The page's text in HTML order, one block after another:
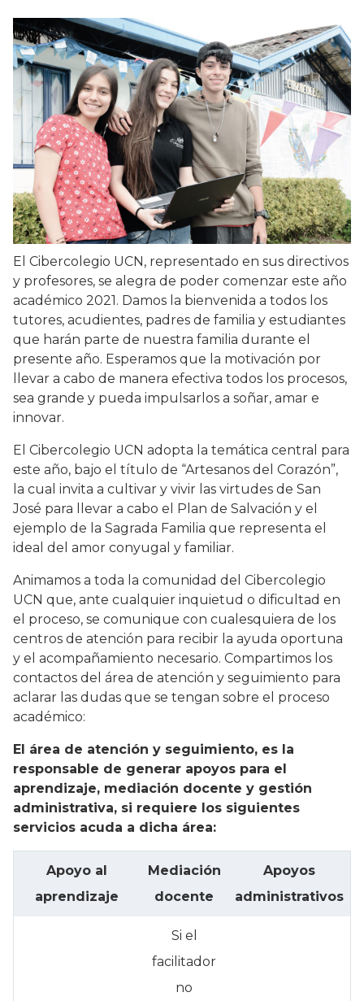
El Cibercolegio UCN, representado en sus directivos
y profesores, se alegra de poder comenzar este año
académico 2021. Damos la bienvenida a todos los
tutores, acudientes, padres de familia y estudiantes
que harán parte de nuestra familia durante el
presente año. Esperamos que la motivación por
llevar a cabo de manera efectiva todos los procesos,
sea grande y pueda impulsarlos a soñar, amar e
innovar.
El Cibercolegio UCN adopta la temática central para
este año, bajo el título de “Artesanos del Corazón”,
la cual invita a cultivar y vivir las virtudes de San
José para llevar a cabo el Plan de Salvación y el
ejemplo de la Sagrada Familia que representa el
ideal del amor conyugal y familiar.
Animamos a toda la comunidad del Cibercolegio
UCN que, ante cualquier inquietud o dificultad en
el proceso, se comunique con cualesquiera de los
centros de atención para recibir la ayuda oportuna
y el acompañamiento necesario. Compartimos los
contactos del área de atención y seguimiento para
aclarar las dudas que se tengan sobre el proceso
académico:
El área de atención y seguimiento, es la
responsable de generar apoyos para el
aprendizaje, mediación docente y gestión
administrativa, si requiere los siguientes
servicios acuda a dicha área:
Apoyo al
aprendizaje
Mediación
docente
Apoyos
administrativos
Si el
facilitador
no